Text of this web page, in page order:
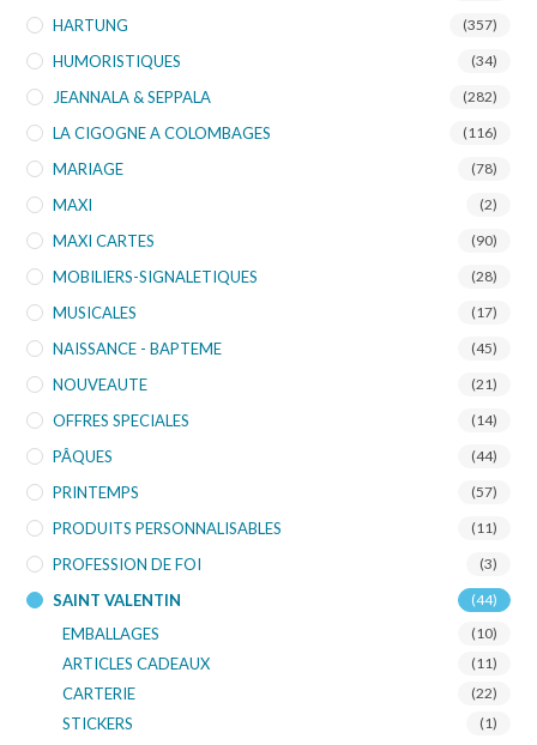
HARTUNG (357)
HUMORISTIQUES (34)
JEANNALA & SEPPALA (282)
LA CIGOGNE A COLOMBAGES (116)
MARIAGE (78)
MAXI (2)
MAXI CARTES (90)
MOBILIERS-SIGNALETIQUES (28)
MUSICALES (17)
NAISSANCE - BAPTEME (45)
NOUVEAUTE (21)
OFFRES SPECIALES (14)
PÂQUES (44)
PRINTEMPS (57)
PRODUITS PERSONNALISABLES (11)
PROFESSION DE FOI (3)
SAINT VALENTIN (44)
EMBALLAGES (10)
ARTICLES CADEAUX (11)
CARTERIE (22)
STICKERS (1)